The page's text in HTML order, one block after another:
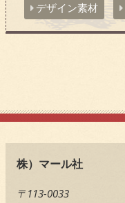
デザイン素材
株）マール社
〒113-0033